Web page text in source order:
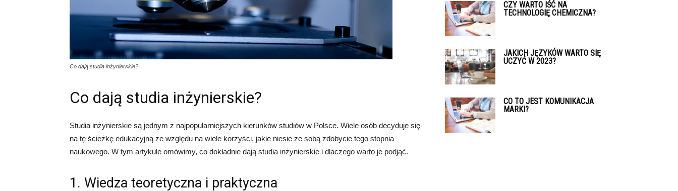
Co dają studia inżynierskie?
Co dają studia inżynierskie?
Studia inżynierskie są jednym z najpopularniejszych kierunków studiów w Polsce. Wiele osób decyduje się
na tę ścieżkę edukacyjną ze względu na wiele korzyści, jakie niesie ze sobą zdobycie tego stopnia
naukowego. W tym artykule omówimy, co dokładnie dają studia inżynierskie i dlaczego warto je podjąć.
1. Wiedza teoretyczna i praktyczna
CZY WARTO IŚĆ NA
TECHNOLOGIĘ CHEMICZNA?
JAKICH JĘZYKÓW WARTO SIĘ
UCZYĆ W 2023?
CO TO JEST KOMUNIKACJA
MARKI?